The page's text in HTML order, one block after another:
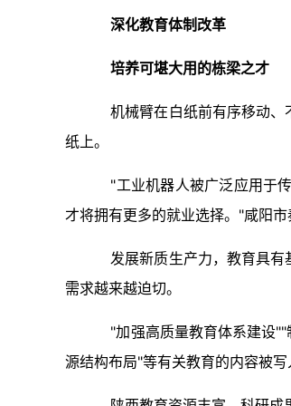
深化教育体制改革
培养可堪大用的栋梁之才
机械臂在白纸前有序移动
纸上。
"工业机器人被广泛应用于
才将拥有更多的就业选择。"咸阳市
发展新质生产力，教育具
需求越来越迫切。
"加强高质量教育体系建设
源结构布局"等有关教育的内容被写